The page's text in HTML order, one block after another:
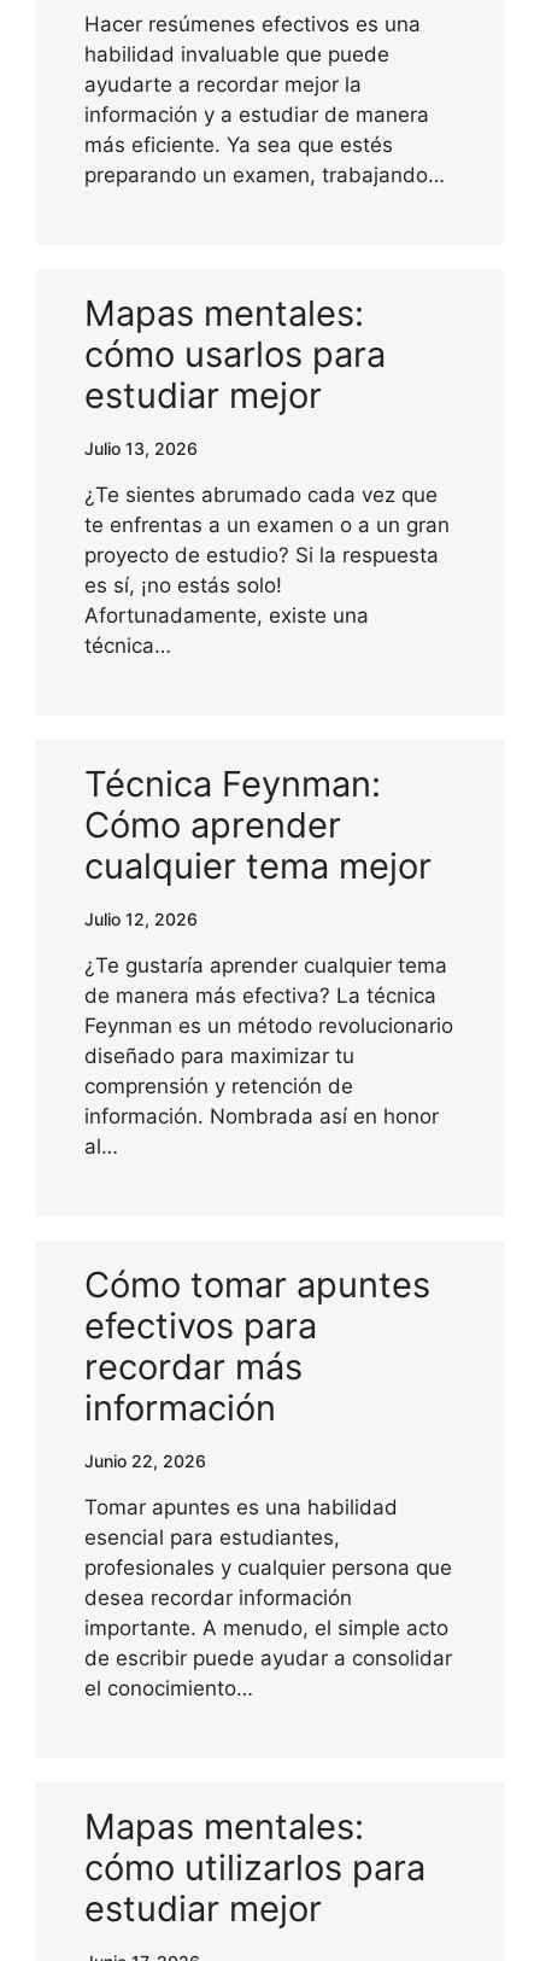
Hacer resúmenes efectivos es una
habilidad invaluable que puede
ayudarte a recordar mejor la
información y a estudiar de manera
más eficiente. Ya sea que estés
preparando un examen, trabajando…
Mapas mentales:
cómo usarlos para
estudiar mejor
Julio 13, 2026
¿Te sientes abrumado cada vez que
te enfrentas a un examen o a un gran
proyecto de estudio? Si la respuesta
es sí, ¡no estás solo!
Afortunadamente, existe una
técnica…
Técnica Feynman:
Cómo aprender
cualquier tema mejor
Julio 12, 2026
¿Te gustaría aprender cualquier tema
de manera más efectiva? La técnica
Feynman es un método revolucionario
diseñado para maximizar tu
comprensión y retención de
información. Nombrada así en honor
al…
Cómo tomar apuntes
efectivos para
recordar más
información
Junio 22, 2026
Tomar apuntes es una habilidad
esencial para estudiantes,
profesionales y cualquier persona que
desea recordar información
importante. A menudo, el simple acto
de escribir puede ayudar a consolidar
el conocimiento…
Mapas mentales:
cómo utilizarlos para
estudiar mejor